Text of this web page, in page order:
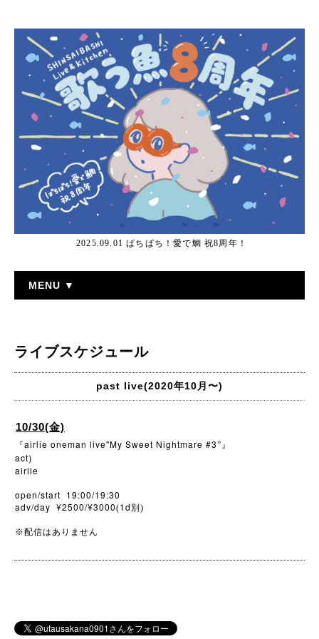
2025.09.01 ぱちぱち！愛で鯛 祝8周年！
MENU ▼
ライブスケジュール
past live(2020年10月〜)
10/30(金)
『airlie oneman live"My Sweet Nightmare #3”』
act)
airlie
open/start 19:00/19:30
adv/day ¥2500/¥3000(1d 別)
※配信はありません